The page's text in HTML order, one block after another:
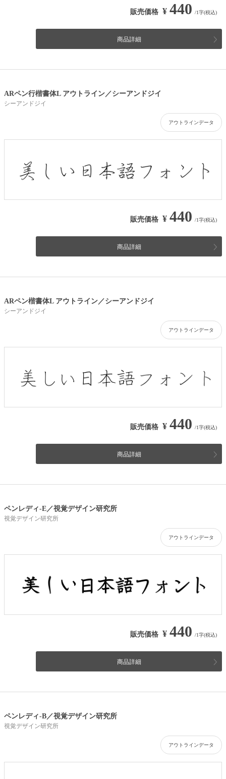
販売価格 ¥ 440 /1字(税込)
商品詳細
ARペン行楷書体L アウトライン／シーアンドジイ
シーアンドジイ
アウトラインデータ
販売価格 ¥ 440 /1字(税込)
商品詳細
ARペン楷書体L アウトライン／シーアンドジイ
シーアンドジイ
アウトラインデータ
販売価格 ¥ 440 /1字(税込)
商品詳細
ペンレディ-E／視覚デザイン研究所
視覚デザイン研究所
アウトラインデータ
販売価格 ¥ 440 /1字(税込)
商品詳細
ペンレディ-B／視覚デザイン研究所
視覚デザイン研究所
アウトラインデータ